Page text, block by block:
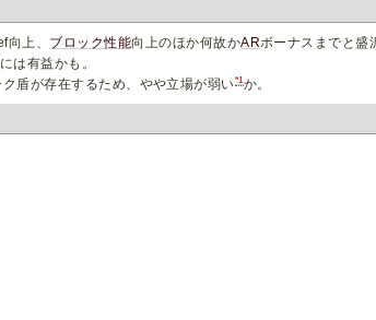
上、 ブロック性能向上のほか何故かARボーナスまでと盛
は有益かも。
盾が存在するため、やや立場が弱い*1 か。